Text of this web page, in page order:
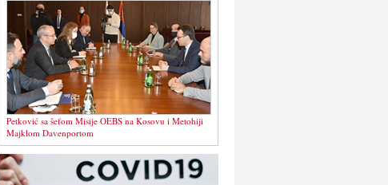
Petković sa šefom Misije OEBS na Kosovu i Metohiji
Majklom Davenportom